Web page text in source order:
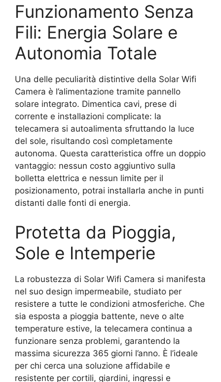
Funzionamento Senza
Fili: Energia Solare e
Autonomia Totale
Una delle peculiarità distintive della Solar Wifi
Camera è l’alimentazione tramite pannello
solare integrato. Dimentica cavi, prese di
corrente e installazioni complicate: la
telecamera si autoalimenta sfruttando la luce
del sole, risultando così completamente
autonoma. Questa caratteristica offre un doppio
vantaggio: nessun costo aggiuntivo sulla
bolletta elettrica e nessun limite per il
posizionamento, potrai installarla anche in punti
distanti dalle fonti di energia.
Protetta da Pioggia,
Sole e Intemperie
La robustezza di Solar Wifi Camera si manifesta
nel suo design impermeabile, studiato per
resistere a tutte le condizioni atmosferiche. Che
sia esposta a pioggia battente, neve o alte
temperature estive, la telecamera continua a
funzionare senza problemi, garantendo la
massima sicurezza 365 giorni l’anno. È l’ideale
per chi cerca una soluzione affidabile e
resistente per cortili, giardini, ingressi e